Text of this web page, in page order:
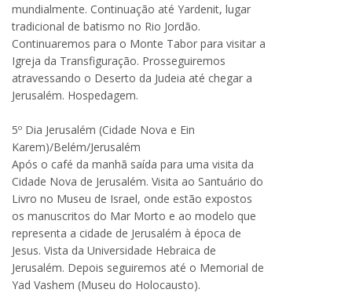
mundialmente. Continuação até Yardenit, lugar
tradicional de batismo no Rio Jordão.
Continuaremos para o Monte Tabor para visitar a
Igreja da Transfiguração. Prosseguiremos
atravessando o Deserto da Judeia até chegar a
Jerusalém. Hospedagem.
5º Dia Jerusalém (Cidade Nova e Ein
Karem)/Belém/Jerusalém
Após o café da manhã saída para uma visita da
Cidade Nova de Jerusalém. Visita ao Santuário do
Livro no Museu de Israel, onde estão expostos
os manuscritos do Mar Morto e ao modelo que
representa a cidade de Jerusalém à época de
Jesus. Vista da Universidade Hebraica de
Jerusalém. Depois seguiremos até o Memorial de
Yad Vashem (Museu do Holocausto).